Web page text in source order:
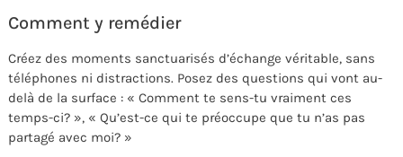
Comment y remédier
Créez des moments sanctuarisés d’échange véritable, sans
téléphones ni distractions. Posez des questions qui vont au-
delà de la surface : « Comment te sens-tu vraiment ces
temps-ci? », « Qu’est-ce qui te préoccupe que tu n’as pas
partagé avec moi? »